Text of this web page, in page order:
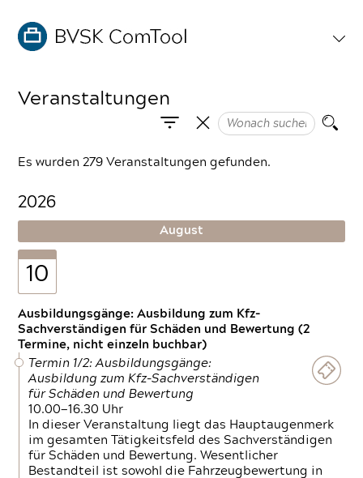
Veranstaltungen
Es wurden 279 Veranstaltungen gefunden.
2026
August
10
Ausbildungsgänge: Ausbildung zum Kfz-
Sachverständigen für Schäden und Bewertung (2
Termine, nicht einzeln buchbar)
Termin 1/2: Ausbildungsgänge:
Ausbildung zum Kfz-Sachverständigen
für Schäden und Bewertung
10.00—16.30 Uhr
In dieser Veranstaltung liegt das Hauptaugenmerk
im gesamten Tätigkeitsfeld des Sachverständigen
für Schäden und Bewertung. Wesentlicher
Bestandteil ist sowohl die Fahrzeugbewertung in